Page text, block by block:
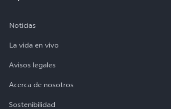
Noticias
La vida en vivo
Avisos legales
Acerca de nosotros
Sostenibilidad